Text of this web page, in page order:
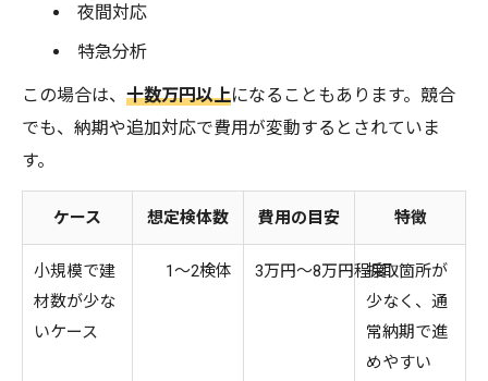
夜間対応
特急分析
この場合は、 十数万円以上になることもあります。競合
でも、納期や追加対応で費用が変動するとされていま
す。
ケース 想定検体数 費用の目安 特徴
小規模で建
材数が少な
いケース
1～2検体 3万円～8万円程度採取箇所が
少なく、通
常納期で進
めやすい